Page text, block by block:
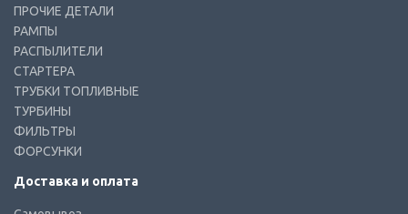
ПРОЧИЕ ДЕТАЛИ
РАМПЫ
РАСПЫЛИТЕЛИ
СТАРТЕРА
ТРУБКИ ТОПЛИВНЫЕ
ТУРБИНЫ
ФИЛЬТРЫ
ФОРСУНКИ
Доставка и оплата